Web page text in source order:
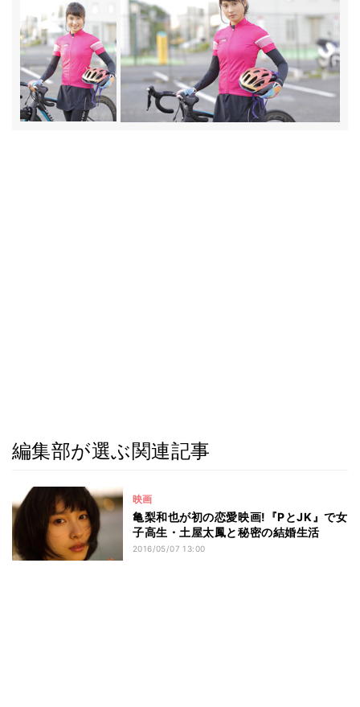
編集部が選ぶ関連記事
映画
亀梨和也が初の恋愛映画!『PとJK』で女
子高生・土屋太鳳と秘密の結婚生活
2016/05/07 13:00